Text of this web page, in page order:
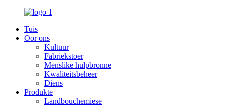
Tuis
Oor ons
Kultuur
Fabriekstoer
Menslike hulpbronne
Kwaliteitsbeheer
Diens
Produkte
Landbouchemiese